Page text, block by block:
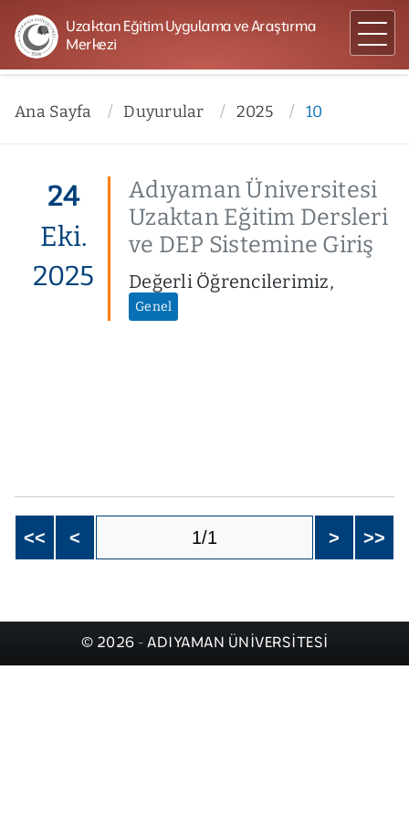
Uzaktan Eğitim Uygulama ve Araştırma
Merkezi
Ana Sayfa Duyurular 2025 10
24
Eki.
2025
Adıyaman Üniversitesi
Uzaktan Eğitim Dersleri
ve DEP Sistemine Giriş
Değerli Öğrencilerimiz,
Genel
<< < 1/1 > >>
© 2026 - ADIYAMAN ÜNİVERSİTESİ